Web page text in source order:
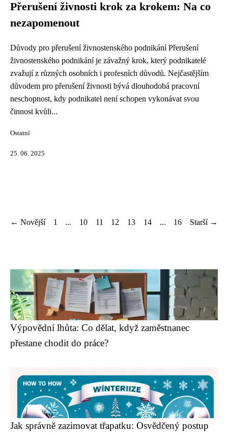
Přerušení živnosti krok za krokem: Na co
nezapomenout
Důvody pro přerušení živnostenského podnikání Přerušení
živnostenského podnikání je závažný krok, který podnikatelé
zvažují z různých osobních i profesních důvodů. Nejčastějším
důvodem pro přerušení živnosti bývá dlouhodobá pracovní
neschopnost, kdy podnikatel není schopen vykonávat svou
činnost kvůli...
Ostatní
25. 06. 2025
← Novější 1 ... 10 11 12 13 14 ... 16 Starší →
Výpovědní lhůta: Co dělat, když zaměstnanec
přestane chodit do práce?
Jak správně zazimovat třapatku: Osvědčený postup